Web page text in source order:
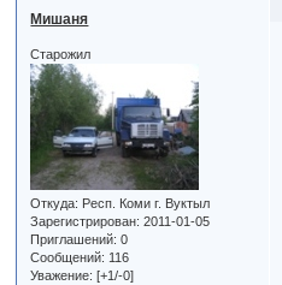
Мишаня
Старожил
Откуда: Респ. Коми г. Вуктыл
Зарегистрирован: 2011-01-05
Приглашений: 0
Сообщений: 116
Уважение: [+1/-0]